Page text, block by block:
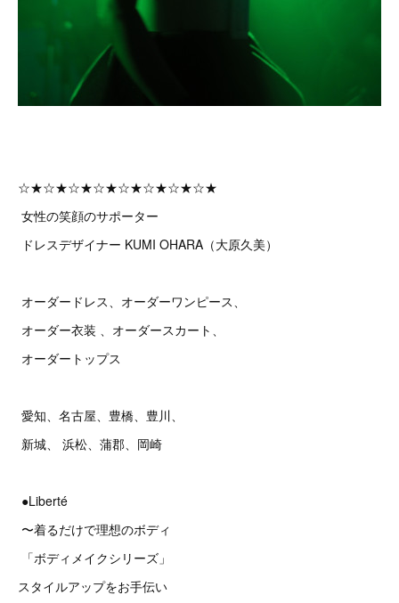
☆★☆★☆★☆★☆★☆★☆★☆★
女性の笑顔のサポーター
ドレスデザイナー KUMI OHARA（大原久美）
オーダードレス、オーダーワンピース、
オーダー衣装 、オーダースカート、
オーダートップス
愛知、名古屋、豊橋、豊川、
新城、 浜松、蒲郡、岡崎
●Liberté
〜着るだけで理想のボディ
「ボディメイクシリーズ」
スタイルアップをお手伝い